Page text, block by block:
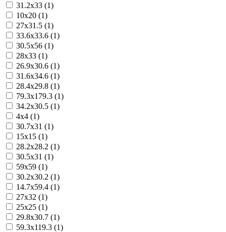
31.2x33 (1)
10x20 (1)
27x31.5 (1)
33.6x33.6 (1)
30.5x56 (1)
28x33 (1)
26.9x30.6 (1)
31.6x34.6 (1)
28.4x29.8 (1)
79.3x179.3 (1)
34.2x30.5 (1)
4x4 (1)
30.7x31 (1)
15x15 (1)
28.2x28.2 (1)
30.5x31 (1)
59x59 (1)
30.2x30.2 (1)
14.7x59.4 (1)
27x32 (1)
25x25 (1)
29.8x30.7 (1)
59.3x119.3 (1)